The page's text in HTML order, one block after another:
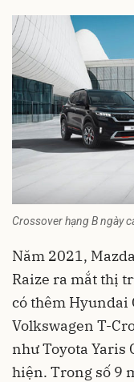
Crossover hạng B ngày
Năm 2021,
Raize ra mắt thị
có thêm Hyundai
Volkswagen T-
như Toyota Yaris
hiện. Trong số 9